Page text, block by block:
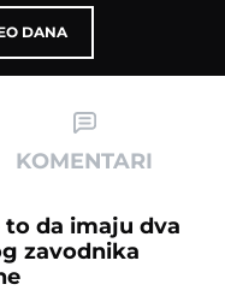
DANA
KOMENTARI
da imaju dva
zavodnika